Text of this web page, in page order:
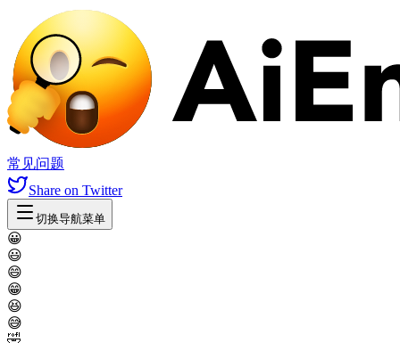
常见问题
Share on Twitter
切换导航菜单
😀
😃
😄
😁
😆
😅
🤣